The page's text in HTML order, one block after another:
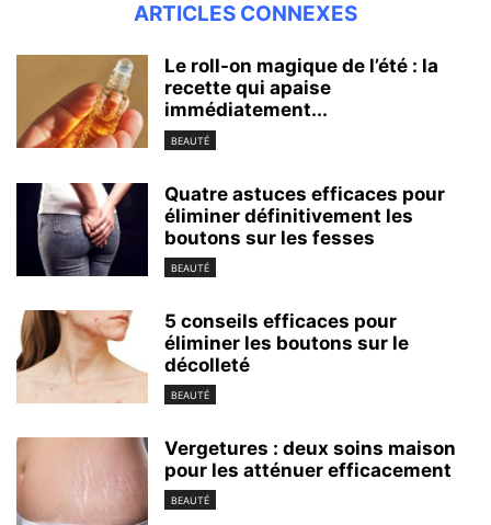
ARTICLES CONNEXES
Le roll-on magique de l’été : la
recette qui apaise
immédiatement...
BEAUTÉ
Quatre astuces efficaces pour
éliminer définitivement les
boutons sur les fesses
BEAUTÉ
5 conseils efficaces pour
éliminer les boutons sur le
décolleté
BEAUTÉ
Vergetures : deux soins maison
pour les atténuer efficacement
BEAUTÉ